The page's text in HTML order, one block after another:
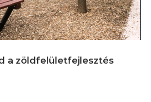
a zöldfelületfejlesztés